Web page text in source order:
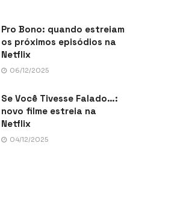
Pro Bono: quando estreiam
os próximos episódios na
Netflix
06/12/2025
Se Você Tivesse Falado…:
novo filme estreia na
Netflix
04/12/2025